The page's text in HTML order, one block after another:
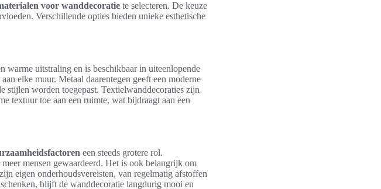
voor wanddecoratie te selecteren. De keuze
Verschillende opties bieden unieke esthetische
warme uitstraling en is beschikbaar in uiteenlopende
elke muur. Metaal daarentegen geeft een moderne
stijlen worden toegepast. Textielwanddecoraties zijn
textuur toe aan een ruimte, wat bijdraagt aan een
een steeds grotere rol.
mensen gewaardeerd. Het is ook belangrijk om
eigen onderhoudsvereisten, van regelmatig afstoffen
blijft de wanddecoratie langdurig mooi en